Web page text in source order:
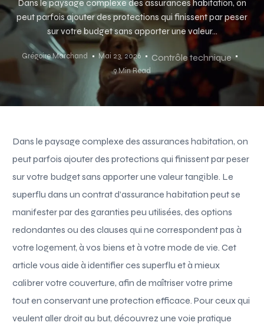
Dans le paysage complexe des assurances habitation, on
peut parfois ajouter des protections qui finissent par peser
sur votre budget sans apporter une valeur...
Grégoire Marchand Mai 23, 2026 Contrôle technique
9 Min Read
Dans le paysage complexe des assurances habitation, on
peut parfois ajouter des protections qui finissent par peser
sur votre budget sans apporter une valeur tangible. Le
superflu dans un contrat d’assurance habitation peut se
manifester par des garanties peu utilisées, des options
redondantes ou des clauses qui ne correspondent pas à
votre logement, à vos biens et à votre mode de vie. Cet
article vous aide à identifier ces superflu et à mieux
calibrer votre couverture, afin de maîtriser votre prime
tout en conservant une protection efficace. Pour ceux qui
veulent aller droit au but, découvrez une voie pratique